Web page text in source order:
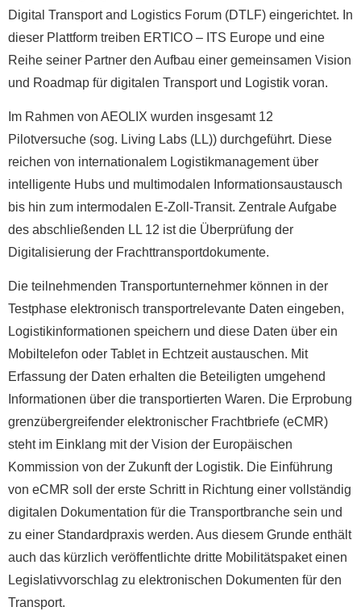
Digital Transport and Logistics Forum (DTLF) eingerichtet. In
dieser Plattform treiben ERTICO – ITS Europe und eine
Reihe seiner Partner den Aufbau einer gemeinsamen Vision
und Roadmap für digitalen Transport und Logistik voran.
Im Rahmen von AEOLIX wurden insgesamt 12
Pilotversuche (sog. Living Labs (LL)) durchgeführt. Diese
reichen von internationalem Logistikmanagement über
intelligente Hubs und multimodalen Informationsaustausch
bis hin zum intermodalen E-Zoll-Transit. Zentrale Aufgabe
des abschließenden LL 12 ist die Überprüfung der
Digitalisierung der Frachttransportdokumente.
Die teilnehmenden Transportunternehmer können in der
Testphase elektronisch transportrelevante Daten eingeben,
Logistikinformationen speichern und diese Daten über ein
Mobiltelefon oder Tablet in Echtzeit austauschen. Mit
Erfassung der Daten erhalten die Beteiligten umgehend
Informationen über die transportierten Waren. Die Erprobung
grenzübergreifender elektronischer Frachtbriefe (eCMR)
steht im Einklang mit der Vision der Europäischen
Kommission von der Zukunft der Logistik. Die Einführung
von eCMR soll der erste Schritt in Richtung einer vollständig
digitalen Dokumentation für die Transportbranche sein und
zu einer Standardpraxis werden. Aus diesem Grunde enthält
auch das kürzlich veröffentlichte dritte Mobilitätspaket einen
Legislativvorschlag zu elektronischen Dokumenten für den
Transport.